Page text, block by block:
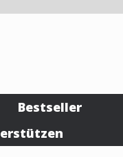
Bestseller